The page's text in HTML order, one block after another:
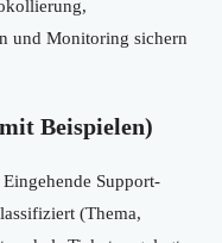
und Monitoring sichern
Beispielen)
Eingehende Support-
(Thema,